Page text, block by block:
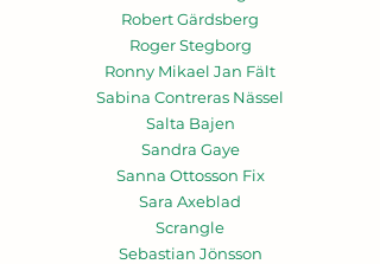
Robert Gärdsberg
Roger Stegborg
Ronny Mikael Jan Fält
Sabina Contreras Nässel
Salta Bajen
Sandra Gaye
Sanna Ottosson Fix
Sara Axeblad
Scrangle
Sebastian Jönsson